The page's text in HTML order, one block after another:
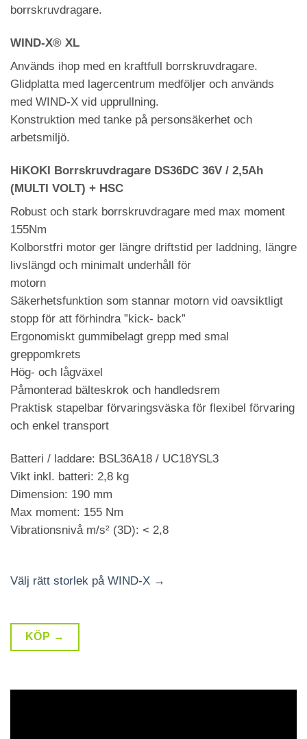
borrskruvdragare.
WIND-X® XL
Används ihop med en kraftfull borrskruvdragare.
Glidplatta med lagercentrum medföljer och används
med WIND-X vid upprullning.
Konstruktion med tanke på personsäkerhet och
arbetsmiljö.
HiKOKI Borrskruvdragare DS36DC 36V / 2,5Ah
(MULTI VOLT) + HSC
Robust och stark borrskruvdragare med max moment
155Nm
Kolborstfri motor ger längre driftstid per laddning, längre
livslängd och minimalt underhåll för
motorn
Säkerhetsfunktion som stannar motorn vid oavsiktligt
stopp för att förhindra ”kick- back”
Ergonomiskt gummibelagt grepp med smal
greppomkrets
Hög- och lågväxel
Påmonterad bälteskrok och handledsrem
Praktisk stapelbar förvaringsväska för flexibel förvaring
och enkel transport
Batteri / laddare: BSL36A18 / UC18YSL3
Vikt inkl. batteri: 2,8 kg
Dimension: 190 mm
Max moment: 155 Nm
Vibrationsnivå m/s² (3D): < 2,8
Välj rätt storlek på WIND-X →
KÖP →